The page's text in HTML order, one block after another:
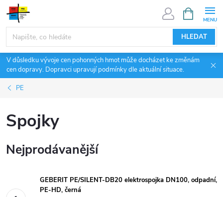
Přejít
obsah
HLEDAT
NÁKUPNÍ
KOŠÍK
V důsledku vývoje cen pohonných hmot může docházet ke změnám
cen dopravy. Dopravci upravují podmínky dle aktuální situace.
PE
Spojky
Nejprodávanější
GEBERIT PE/SILENT-DB20 elektrospojka DN100, odpadní,
PE-HD, černá